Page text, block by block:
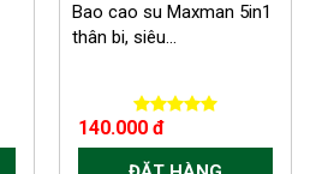
Bao cao su Maxman 5in1
thân bi, siêu...
140.000 đ